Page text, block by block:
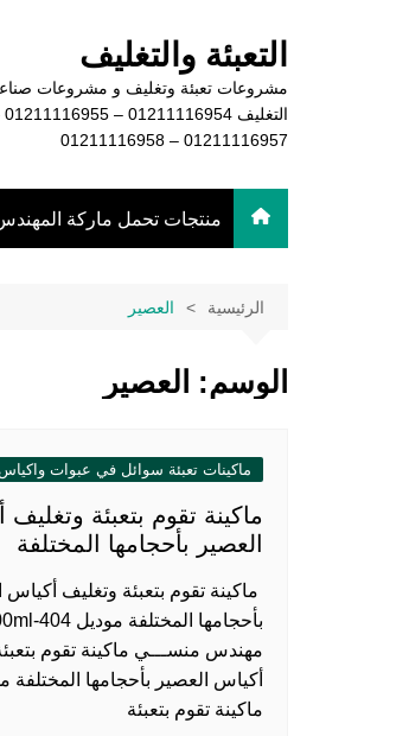
التعبئة والتغليف
مشروعات تعبئة وتغليف و مشروعات
01211116957 – 01211116958
منتجات تحمل ماركة
الرئيسية العصير
الوسم: العصير
ماكينات تعبئة سوائل في عبوات واكياس
ماكينة تقوم بتعبئة
العصير بأحجامها المختلفة
ماكينة تقوم بتعبئة وتغليف أكياس
مهندس منســـي ماكينة تقوم
أكياس العصير بأحجامها
ماكينة تقوم بتعبئة